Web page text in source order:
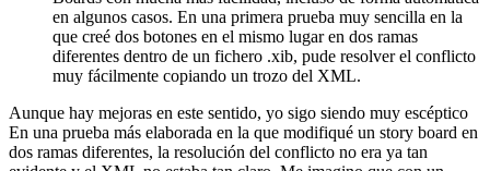
en algunos casos. En una primera prueba muy sencilla en la
que creé dos botones en el mismo lugar en dos ramas
diferentes dentro de un fichero .xib, pude resolver el conflicto
muy fácilmente copiando un trozo del XML.
Aunque hay mejoras en este sentido, yo sigo siendo muy escéptico
En una prueba más elaborada en la que modifiqué un story board en
dos ramas diferentes, la resolución del conflicto no era ya tan